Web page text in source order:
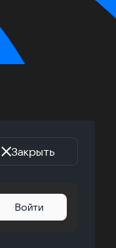
Закрыть
Войти